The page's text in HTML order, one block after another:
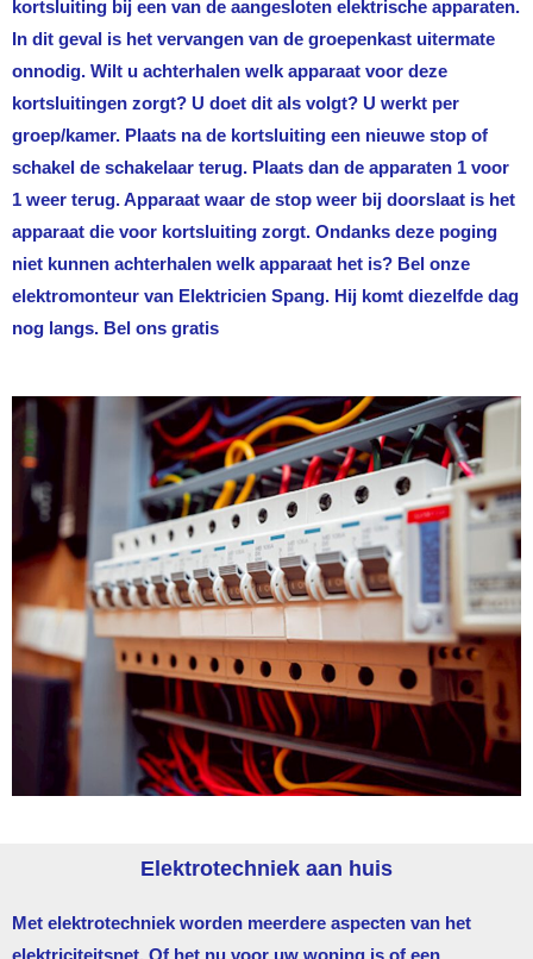
kortsluiting bij een van de aangesloten elektrische apparaten.
In dit geval is het vervangen van de groepenkast uitermate
onnodig. Wilt u achterhalen welk apparaat voor deze
kortsluitingen zorgt? U doet dit als volgt? U werkt per
groep/kamer. Plaats na de kortsluiting een nieuwe stop of
schakel de schakelaar terug. Plaats dan de apparaten 1 voor
1 weer terug. Apparaat waar de stop weer bij doorslaat is het
apparaat die voor kortsluiting zorgt. Ondanks deze poging
niet kunnen achterhalen welk apparaat het is? Bel onze
elektromonteur van Elektricien Spang. Hij komt diezelfde dag
nog langs. Bel ons gratis
Elektrotechniek aan huis
Met elektrotechniek worden meerdere aspecten van het
elektriciteitsnet. Of het nu voor uw woning is of een